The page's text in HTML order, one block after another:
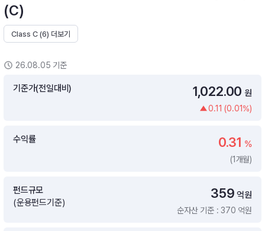
(C)
Class C (6) 더보기
26.08.05 기준
기준가(전일대비) 1,022.00 원
0.11 (0.01%)
수익률 0.31 %
(1개월)
펀드규모
(운용펀드기준)
359 억원
순자산 기준 : 370 억원
추천 메뉴
ETF 랭킹
월배당 · 모으기 · 포트래빗 관리
월배당 포트
포트래빗 관리
미국 ETF 검색
ETF 비교
ETF트렌드 ETF 랭킹 · ETF 찾기 · 종목찾기